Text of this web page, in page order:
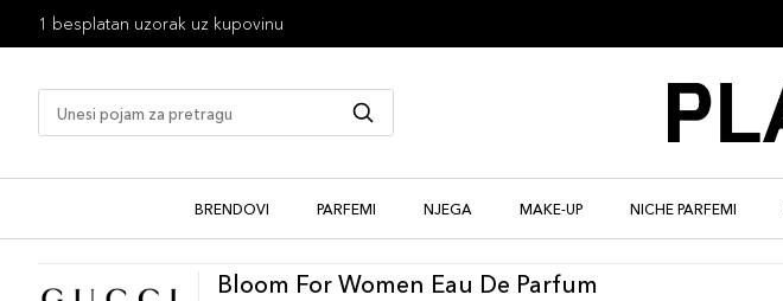
1 besplatan uzorak uz kupovinu
BRENDOVI PARFEMI NJEGA MAKE-UP NICHE PARFEMI
Bloom For Women Eau De Parfum